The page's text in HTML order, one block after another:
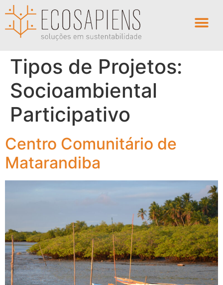
Tipos de Projetos:
Socioambiental
Participativo
Centro Comunitário de
Matarandiba